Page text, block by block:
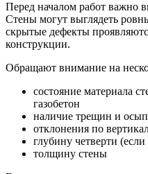
Перед началом работ важно
Стены могут выглядеть
скрытые дефекты
конструкции.
Обращают внимание на
состояние материала
газобетон
наличие трещин и
отклонения по
глубину четверти (если
толщину стены